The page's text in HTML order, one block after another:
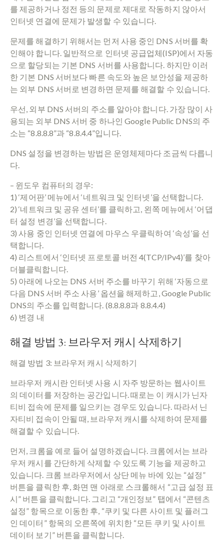
를 제공하거나 정전 등의 문제로 제대로 작동하지 않아서
인터넷 연결에 문제가 발생할 수 있습니다.
문제를 해결하기 위해서는 먼저 사용 중인 DNS 서버를 확
인해야 합니다. 일반적으로 인터넷 공급업체(ISP)에서 자동
으로 할당되는 기본 DNS 서버를 사용합니다. 하지만 이러
한 기본 DNS 서버보다 빠른 속도와 높은 보안성을 제공하
는 외부 DNS 서버로 변경하면 문제를 해결할 수 있습니다.
우선, 외부 DNS 서버의 주소를 알아야 합니다. 가장 많이 사
용되는 외부 DNS 서버 중 하나인 Google Public DNS의 주
소는 “8.8.8.8”과 “8.8.4.4”입니다.
DNS 설정을 변경하는 방법은 운영체제마다 조금씩 다릅니
다.
– 윈도우 컴퓨터의 경우:
1) ‘제어판’ 메뉴에서 ‘네트워크 및 인터넷’을 선택합니다.
2) ‘네트워크 및 공유 센터’를 클릭하고, 왼쪽 메뉴에서 ‘어댑
터 설정 변경’을 선택합니다.
3) 사용 중인 인터넷 연결에 마우스 우클릭하여 ‘속성’을 선
택합니다.
4) 리스트에서 ‘인터넷 프로토콜 버전 4(TCP/IPv4)’를 찾아
더블클릭합니다.
5) 아래에 나오는 DNS 서버 주소를 바꾸기 위해 ‘자동으로
다음 DNS 서버 주소 사용’ 옵션을 해제하고, Google Public
DNS의 주소를 입력합니다. (8.8.8.8과 8.8.4.4)
6) 변경 내
해결 방법 3: 브라우저 캐시 삭제하기
해결 방법 3: 브라우저 캐시 삭제하기
브라우저 캐시란 인터넷 사용 시 자주 방문하는 웹사이트
의 데이터를 저장하는 공간입니다. 때로는 이 캐시가 닌자
티비 접속에 문제를 일으키는 경우도 있습니다. 따라서 닌
자티비 접속이 안될 때, 브라우저 캐시를 삭제하여 문제를
해결할 수 있습니다.
먼저, 크롬을 예로 들어 설명하겠습니다. 크롬에서는 브라
우저 캐시를 간단하게 삭제할 수 있도록 기능을 제공하고
있습니다. 크롬 브라우저에서 상단 메뉴 바에 있는 “설정”
버튼을 클릭한 후, 화면 맨 아래로 스크롤해서 “고급 설정 표
시” 버튼을 클릭합니다. 그리고 “개인정보” 탭에서 “콘텐츠
설정” 항목으로 이동한 후, “쿠키 및 다른 사이트 및 플러그
인 데이터” 항목의 오른쪽에 위치한 “모든 쿠키 및 사이트
데이터 보기” 버튼을 클릭합니다.